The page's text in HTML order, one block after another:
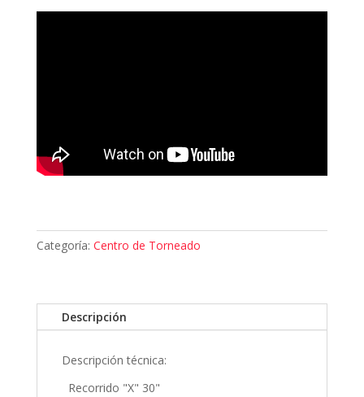
Categoría: Centro de Torneado
Descripción
Descripción técnica:
Recorrido "X" 30"